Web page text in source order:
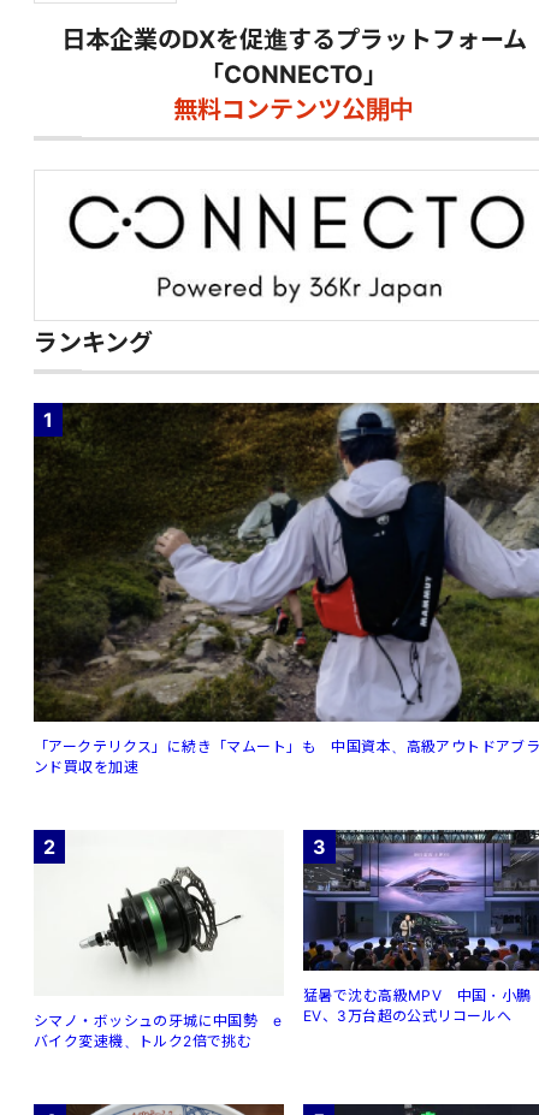
日本企業のDXを促進するプラットフォーム
「CONNECTO」
無料コンテンツ公開中
ランキング
1
「アークテリクス」に続き「マムート」も 中国資本、高級アウトドアブ
ンド買収を加速
2
シマノ・ボッシュの牙城に中国勢 e
バイク変速機、トルク2倍で挑む
3
猛暑で沈む高級MPV 中国・小鵬
EV、3万台超の公式リコールへ